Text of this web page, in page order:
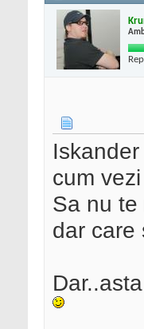
cum
Sa nu te
dar care